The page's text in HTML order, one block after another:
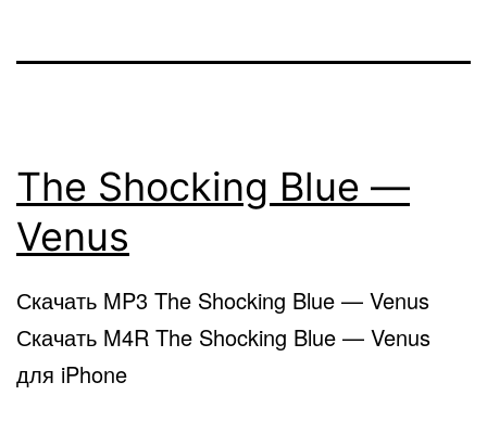
The Shocking Blue —
Venus
Скачать MP3 The Shocking Blue — Venus
Скачать M4R The Shocking Blue — Venus
для iPhone